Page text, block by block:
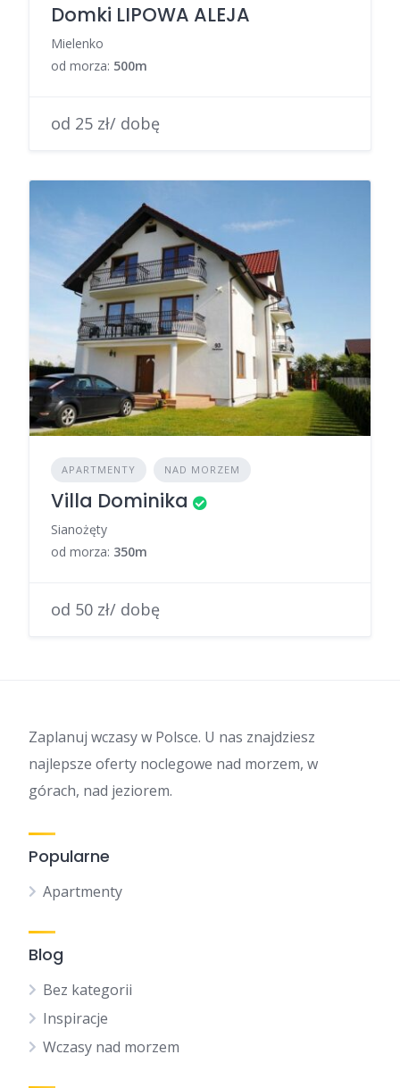
Domki LIPOWA ALEJA
Mielenko
od morza: 500m
od 25 zł/ dobę
APARTMENTY NAD MORZEM
Villa Dominika
Sianożęty
od morza: 350m
od 50 zł/ dobę
Zaplanuj wczasy w Polsce. U nas znajdziesz
najlepsze oferty noclegowe nad morzem, w
górach, nad jeziorem.
Popularne
Apartmenty
Blog
Bez kategorii
Inspiracje
Wczasy nad morzem